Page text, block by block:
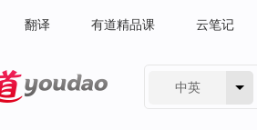
翻译 有道精品课 云笔记
中英